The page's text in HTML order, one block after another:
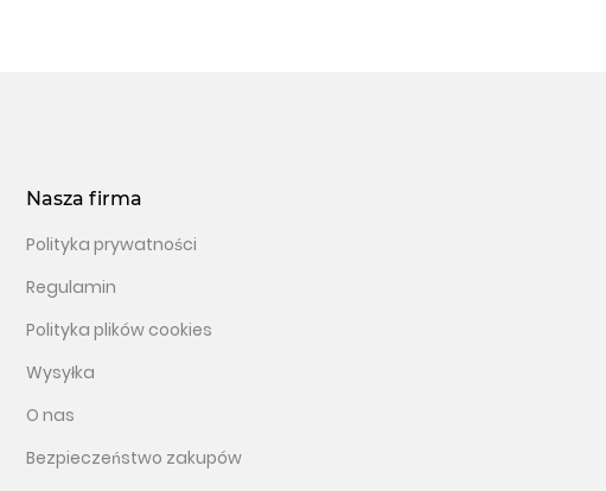
Nasza firma
Polityka prywatności
Regulamin
Polityka plików cookies
Wysyłka
O nas
Bezpieczeństwo zakupów